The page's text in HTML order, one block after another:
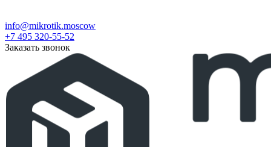
info@mikrotik.moscow
+7 495 320-55-52
Заказать звонок